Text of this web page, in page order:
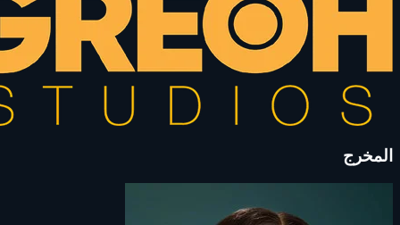
المخرج